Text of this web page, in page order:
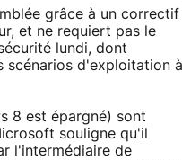
grâce à un correctif
et ne requiert pas le
lundi, dont
scénarios d'exploitation à
8 est épargné) sont
souligne qu'il
l'intermédiaire de